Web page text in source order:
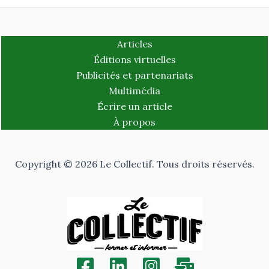
Articles
Éditions virtuelles
Publicités et partenariats
Multimédia
Écrire un article
À propos
Copyright © 2026 Le Collectif. Tous droits réservés.